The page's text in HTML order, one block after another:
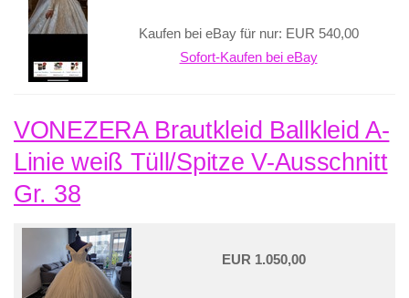
Kaufen bei eBay für nur: EUR 540,00
Sofort-Kaufen bei eBay
VONEZERA Brautkleid Ballkleid A-
Linie weiß Tüll/Spitze V-Ausschnitt
Gr. 38
EUR 1.050,00